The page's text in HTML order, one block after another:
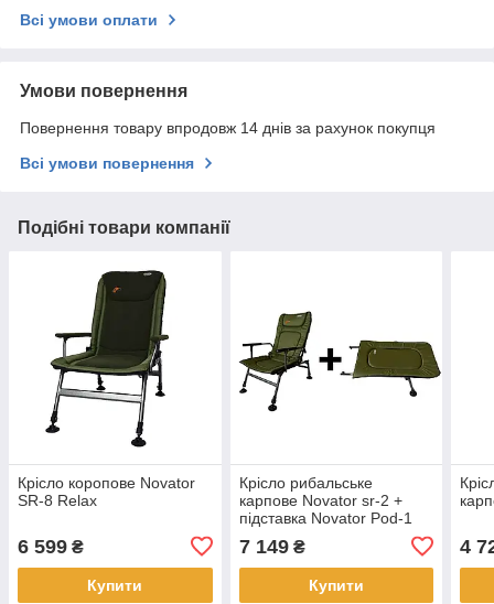
Всі умови оплати
Умови повернення
Повернення товару впродовж 14 днів за рахунок покупця
Всі умови повернення
Подібні товари компанії
Крісло коропове Novator
SR-8 Relax
6 599 ₴
Купити
Крісло рибальське
карпове Novator sr-2 +
підставка Novator Pod-1
7 149₴
Купити
4